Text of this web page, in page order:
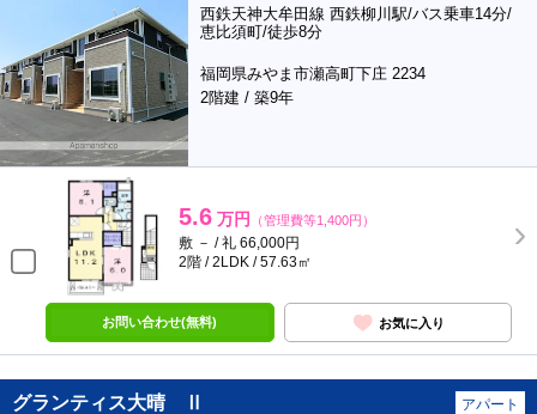
西鉄天神大牟田線 西鉄柳川駅/バス乗車14分/
恵比須町/徒歩8分
福岡県みやま市瀬高町下庄 2234
2階建 / 築9年
5.6 万円 （管理費等1,400円）
敷 － / 礼 66,000円
2階 / 2LDK / 57.63㎡
お問い合わせ(無料) お気に入り
グランティス大晴 Ⅱ アパート